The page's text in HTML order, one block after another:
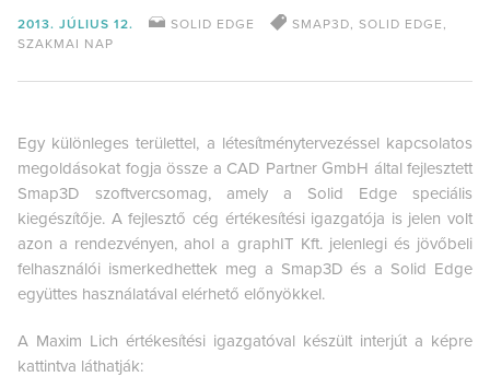
2013. JÚLIUS 12. SOLID EDGE SMAP3D, SOLID EDGE ,
SZAKMAI NAP
Egy különleges területtel, a létesítménytervezéssel kapcsolatos
megoldásokat fogja össze a CAD Partner GmbH által fejlesztett
Smap3D szoftvercsomag, amely a Solid Edge speciális
kiegészítője. A fejlesztő cég értékesítési igazgatója is jelen volt
azon a rendezvényen, ahol a graphIT Kft. jelenlegi és jövőbeli
felhasználói ismerkedhettek meg a Smap3D és a Solid Edge
együttes használatával elérhető előnyökkel.
A Maxim Lich értékesítési igazgatóval készült interjút a képre
kattintva láthatják: